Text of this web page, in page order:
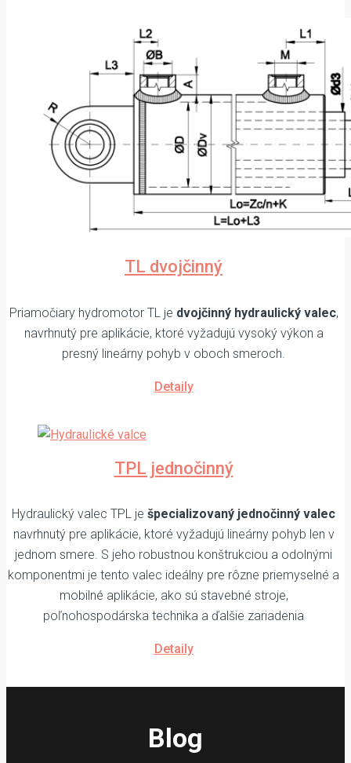
TL dvojčinný
Priamočiary hydromotor TL je dvojčinný hydraulický valec,
navrhnutý pre aplikácie, ktoré vyžadujú vysoký výkon a
presný lineárny pohyb v oboch smeroch.
Detaily
TPL jednočinný
Hydraulický valec TPL je špecializovaný jednočinný valec
navrhnutý pre aplikácie, ktoré vyžadujú lineárny pohyb len v
jednom smere. S jeho robustnou konštrukciou a odolnými
komponentmi je tento valec ideálny pre rôzne priemyselné a
mobilné aplikácie, ako sú stavebné stroje,
poľnohospodárska technika a ďalšie zariadenia
Detaily
Blog